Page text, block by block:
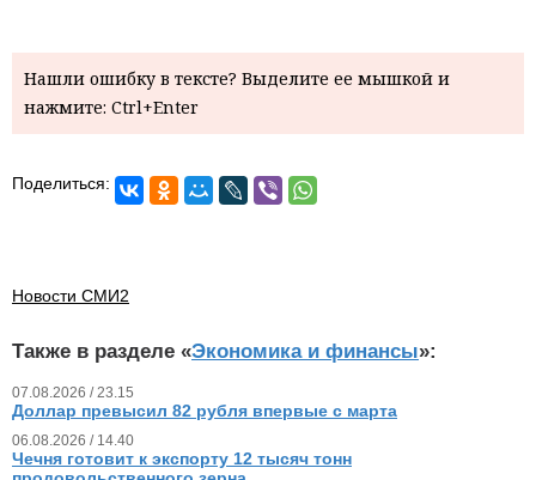
Нашли ошибку в тексте? Выделите ее мышкой и
нажмите: Ctrl+Enter
Поделиться:
Новости СМИ2
Также в разделе «Экономика и финансы»:
07.08.2026 / 23.15
Доллар превысил 82 рубля впервые с марта
06.08.2026 / 14.40
Чечня готовит к экспорту 12 тысяч тонн